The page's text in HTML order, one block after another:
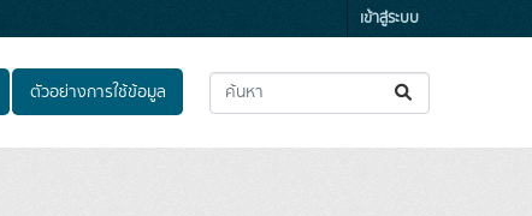
เข้าสู่ระบบ
ตัวอย่างการใช้ข้อมูล